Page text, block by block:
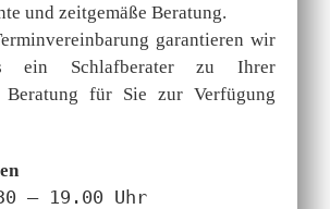
und zeitgemäße Beratung.
garantieren wir
ein Schlafberater zu Ihrer
Beratung für Sie zur Verfügung
– 19.00 Uhr